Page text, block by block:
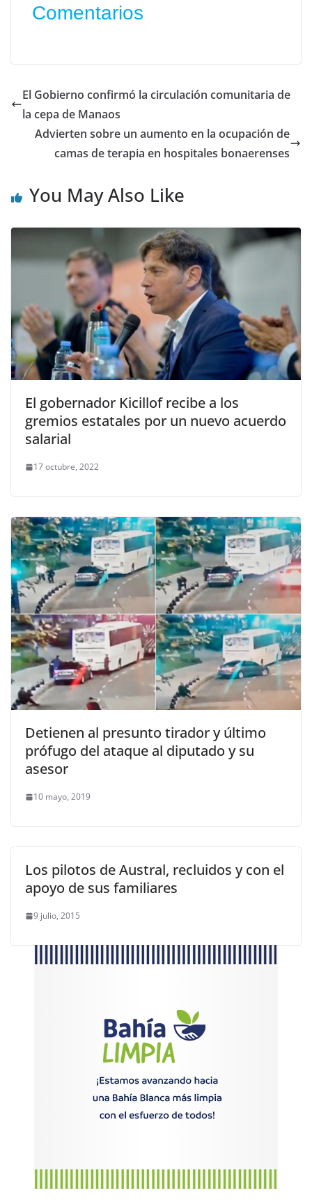
Comentarios
El Gobierno confirmó la circulación comunitaria de
la cepa de Manaos
Advierten sobre un aumento en la ocupación de
camas de terapia en hospitales bonaerenses
You May Also Like
El gobernador Kicillof recibe a los
gremios estatales por un nuevo acuerdo
salarial
17 octubre, 2022
Detienen al presunto tirador y último
prófugo del ataque al diputado y su
asesor
10 mayo, 2019
Los pilotos de Austral, recluidos y con el
apoyo de sus familiares
9 julio, 2015